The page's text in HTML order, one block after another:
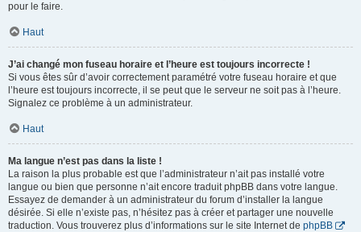
pour le faire.
Haut
J’ai changé mon fuseau horaire et l’heure est toujours incorrecte !
Si vous êtes sûr d’avoir correctement paramétré votre fuseau horaire et que
l’heure est toujours incorrecte, il se peut que le serveur ne soit pas à l’heure.
Signalez ce problème à un administrateur.
Haut
Ma langue n’est pas dans la liste !
La raison la plus probable est que l’administrateur n’ait pas installé votre
langue ou bien que personne n’ait encore traduit phpBB dans votre langue.
Essayez de demander à un administrateur du forum d’installer la langue
désirée. Si elle n’existe pas, n’hésitez pas à créer et partager une nouvelle
traduction. Vous trouverez plus d’informations sur le site Internet de phpBB